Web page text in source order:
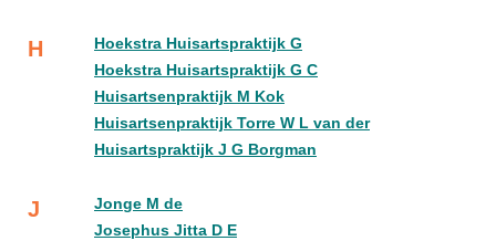
H
Hoekstra Huisartspraktijk G
Hoekstra Huisartspraktijk G C
Huisartsenpraktijk M Kok
Huisartsenpraktijk Torre W L van der
Huisartspraktijk J G Borgman
J
Jonge M de
Josephus Jitta D E